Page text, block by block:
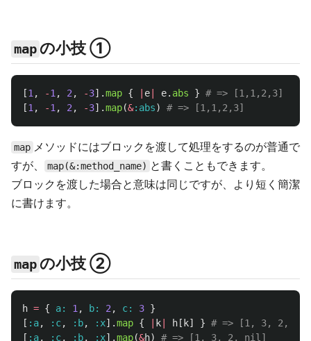
mapの小技 ①
[1 , -1 , 2 , -3].map { e e. abs } # => [1,1,2,3]
[1 , -1 , 2 , -3].map(&:abs) # => [1,1,2,3]
map メソッドにはブロックを渡して処理をするのが普通で
すが、
map(&:method_name) と書くこともできます。
ブロックを渡した場合と意味は同じですが、より短く簡潔
に書けます。
mapの小技 ②
h = { a: 1 , b: 2 , c: 3 }
[ :a, :c, :b, :x].map { k h [ k] } # => [1, 3, 2,
[ :a, :c, :b, :x].map(&h) # => [1, 3, 2, nil]